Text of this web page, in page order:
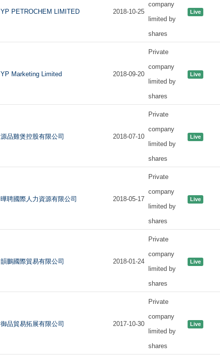
YP PETROCHEM LIMITED 2018-10-25
company
limited by
shares
Live
YP Marketing Limited 2018-09-20
Private
company
limited by
shares
Live
源品雞煲控股有限公司 2018-07-10
Private
company
limited by
shares
Live
曄聘國際人力資源有限公司 2018-05-17
Private
company
limited by
shares
Live
韻鵬國際貿易有限公司 2018-01-24
Private
company
limited by
shares
Live
御品貿易拓展有限公司 2017-10-30
Private
company
limited by
shares
Live